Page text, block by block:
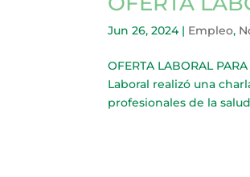
Jun 26, 2024| Empleo,
OFERTA LABORAL
Laboral realizó una
profesionales de la